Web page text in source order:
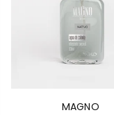
MAGNO